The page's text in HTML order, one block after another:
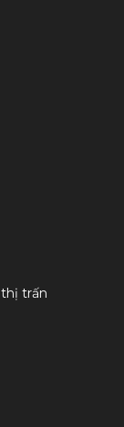
thị trấn